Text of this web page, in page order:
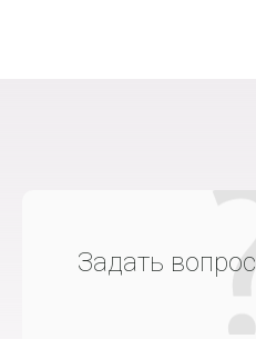
Задать вопрос